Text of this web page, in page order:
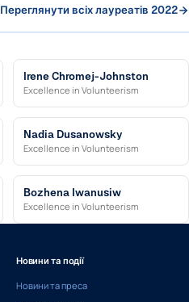
Переглянути всіх лауреатів 2022
Irene Chromej-Johnston
Excellence in Volunteerism
Nadia Dusanowsky
Excellence in Volunteerism
Bozhena Iwanusiw
Excellence in Volunteerism
Новини та події
Новини та преса